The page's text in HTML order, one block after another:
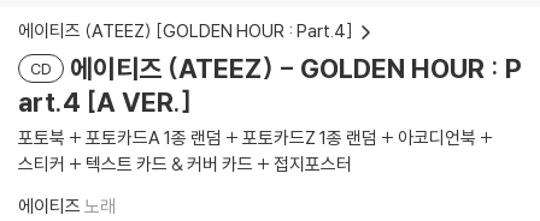
에이티즈 (ATEEZ) [GOLDEN HOUR : Part.4]
CD
에이티즈 (ATEEZ) - GOLDEN HOUR : P
art.4 [A VER.]
포토북 + 포토카드A 1종 랜덤 + 포토카드Z 1종 랜덤 + 아코디언북 +
스티커 + 텍스트 카드 & 커버 카드 + 접지포스터
에이티즈 노래